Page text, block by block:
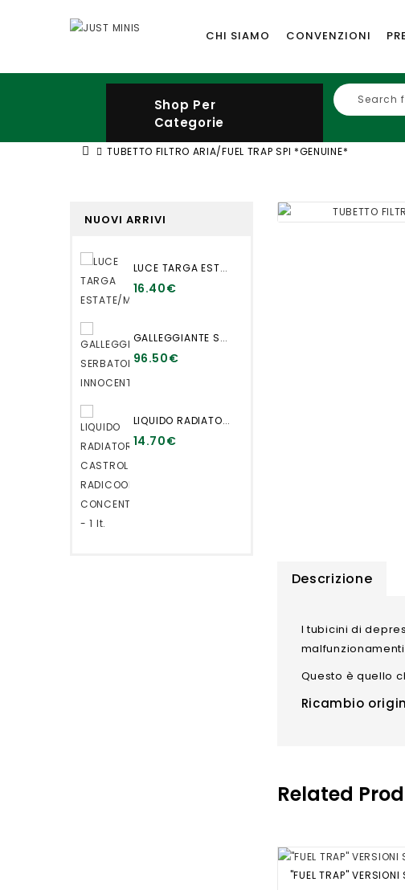
CHI SIAMO CONVENZIONI
Shop Per
Categorie
TUBETTO FILTRO ARIA/FUEL TRAP SPI *GENUINE*
NUOVI ARRIVI
LUCE TARGA ESTATE/MOKE/MK1
16.40€
GALLEGGIANTE SERBATOIO INNOCENTI
96.50€
LIQUIDO RADIATORE CASTROL RADICOOL CONCENTRATO - 1 lt.
14.70€
Descrizione
I tubicini di
Questo è quello
Ricambio
Related
"FUEL TRAP" VERSIONI